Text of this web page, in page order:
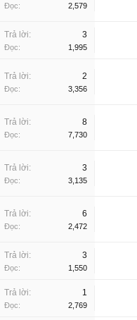
Đọc: 2,579
Trả lời: 3
Đọc: 1,995
Trả lời: 2
Đọc: 3,356
Trả lời: 8
Đọc: 7,730
Trả lời: 3
Đọc: 3,135
Trả lời: 6
Đọc: 2,472
Trả lời: 3
Đọc: 1,550
Trả lời: 1
Đọc: 2,769